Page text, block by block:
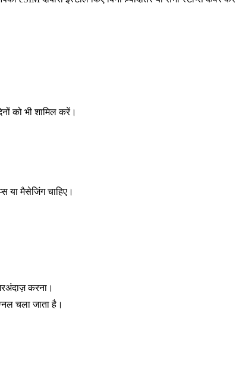
को भी शामिल करें।
या मैसेजिंग चाहिए।
करना।
चला जाता है।